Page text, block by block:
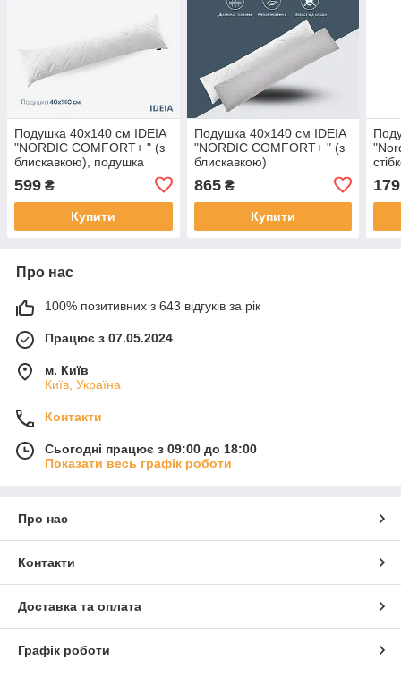
Подушка 40х140 см IDEIA
"NORDIC COMFORT+ " (з
блискавкою), подушка
599 ₴
Купити
Подушка 40х140 см IDEIA
"NORDIC COMFORT+ " (з
блискавкою)
865₴
Купити
179
Про нас
100% позитивних з 643 відгуків за рік
Працює з 07.05.2024
м. Київ
Київ, Україна
Контакти
Сьогодні працює з 09:00 до 18:00
Показати весь графік роботи
Про нас
Контакти
Доставка та оплата
Графік роботи